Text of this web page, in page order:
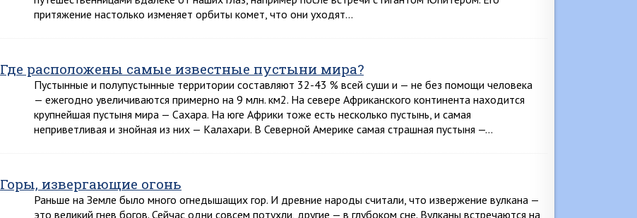
притяжение настолько изменяет орбиты комет, что они уходят…
Где расположены самые известные пустыни мира?
Пустынные и полупустынные территории составляют 32-43 % всей суши и — не без помощи человека
— ежегодно увеличиваются примерно на 9 млн. км2. На севере Африканского континента находится
крупнейшая пустыня мира — Сахара. На юге Африки тоже есть несколько пустынь, и самая
неприветливая и знойная из них — Калахари. В Северной Америке самая страшная пустыня —…
Горы, извергающие огонь
Раньше на Земле было много огнедышащих гор. И древние народы считали, что извержение вулкана —
это великий гнев богов. Сейчас одни совсем потухли, другие — в глубоком сне. Вулканы встречаются на